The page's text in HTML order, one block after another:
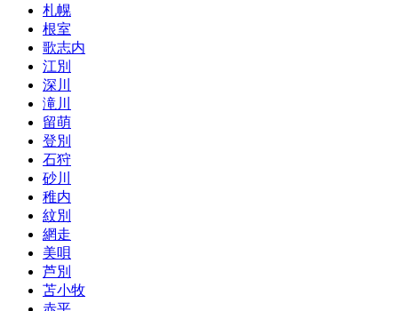
札幌
根室
歌志内
江別
深川
滝川
留萌
登別
石狩
砂川
稚内
紋別
網走
美唄
芦別
苫小牧